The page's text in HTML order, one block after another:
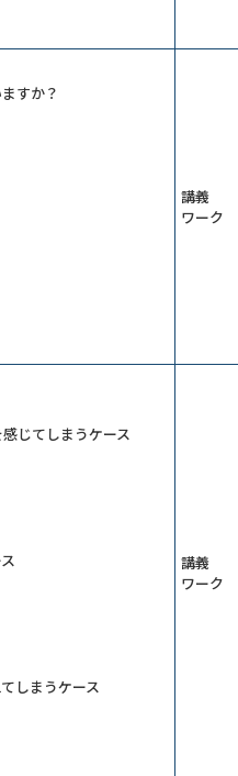
すか？
講義
ワーク
じてしまうケース
しまうケース
講義
ワーク